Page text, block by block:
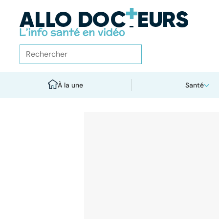
À la une Santé